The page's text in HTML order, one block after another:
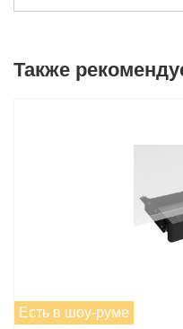
Также
Есть в шоу-руме